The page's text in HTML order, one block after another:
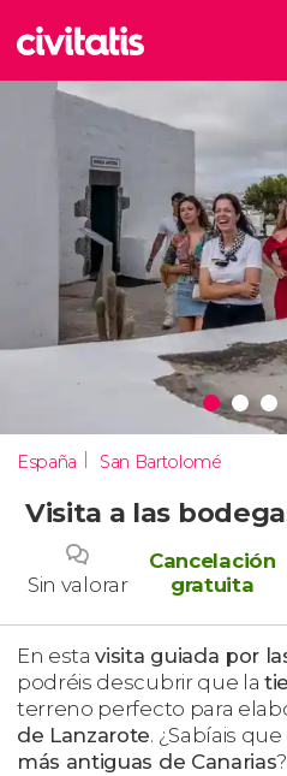
España San Bartolomé
Visita a las
Sin valorar
Cancelación
gratuita
En estavisita guiada por
podréis descubrir que la
terreno perfecto para
de Lanzarote. ¿Sabíais que
más antiguas de Canarias?